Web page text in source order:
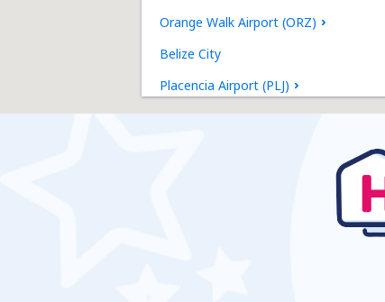
Orange Walk Airport (ORZ)
Belize City
Placencia Airport (PLJ)
Punta Gorda (Belize) (PND)